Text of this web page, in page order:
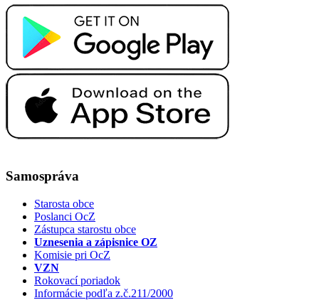
Samospráva
Starosta obce
Poslanci OcZ
Zástupca starostu obce
Uznesenia a zápisnice OZ
Komisie pri OcZ
VZN
Rokovací poriadok
Informácie podľa z.č.211/2000